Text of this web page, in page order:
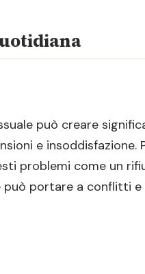
può creare
e insoddisfazione.
problemi come un
può portare a conflitti e